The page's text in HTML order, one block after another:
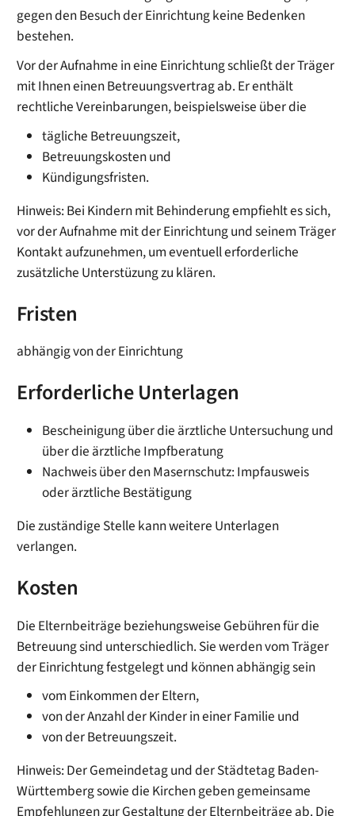
gegen den Besuch der Einrichtung keine Bedenken
bestehen.
Vor der Aufnahme in eine Einrichtung schließt der Träger
mit Ihnen einen Betreuungsvertrag ab. Er enthält
rechtliche Vereinbarungen, beispielsweise über die
tägliche Betreuungszeit,
Betreuungskosten und
Kündigungsfristen.
Hinweis: Bei Kindern mit Behinderung empfiehlt es sich,
vor der Aufnahme mit der Einrichtung und seinem Träger
Kontakt aufzunehmen, um eventuell erforderliche
zusätzliche Unterstüzung zu klären.
Fristen
abhängig von der Einrichtung
Erforderliche Unterlagen
Bescheinigung über die ärztliche Untersuchung und
über die ärztliche Impfberatung
Nachweis über den Masernschutz: Impfausweis
oder ärztliche Bestätigung
Die zuständige Stelle kann weitere Unterlagen
verlangen.
Kosten
Die Elternbeiträge beziehungsweise Gebühren für die
Betreuung sind unterschiedlich. Sie werden vom Träger
der Einrichtung festgelegt und können abhängig sein
vom Einkommen der Eltern,
von der Anzahl der Kinder in einer Familie und
von der Betreuungszeit.
Hinweis: Der Gemeindetag und der Städtetag Baden-
Württemberg sowie die Kirchen geben gemeinsame
Empfehlungen zur Gestaltung der Elternbeiträge ab. Die